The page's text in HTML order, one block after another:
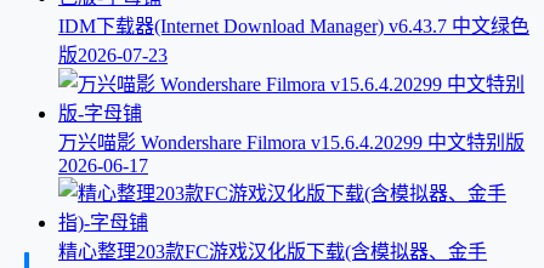
IDM下载器(Internet Download Manager) v6.43.7 中文绿色
版2026-07-23
万兴喵影 Wondershare Filmora v15.6.4.20299 中文特别版
2026-06-17
精心整理203款FC游戏汉化版下载(含模拟器、金手